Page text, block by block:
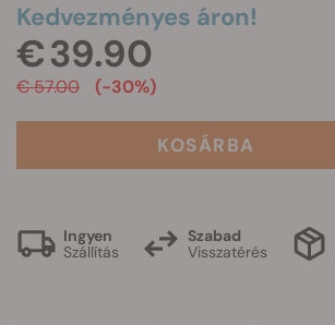
Kedvezményes áron!
€ 39.90
€ 57.00 (-30%)
KOSÁRBA
Ingyen
Szállítás
Szabad
Visszatérés